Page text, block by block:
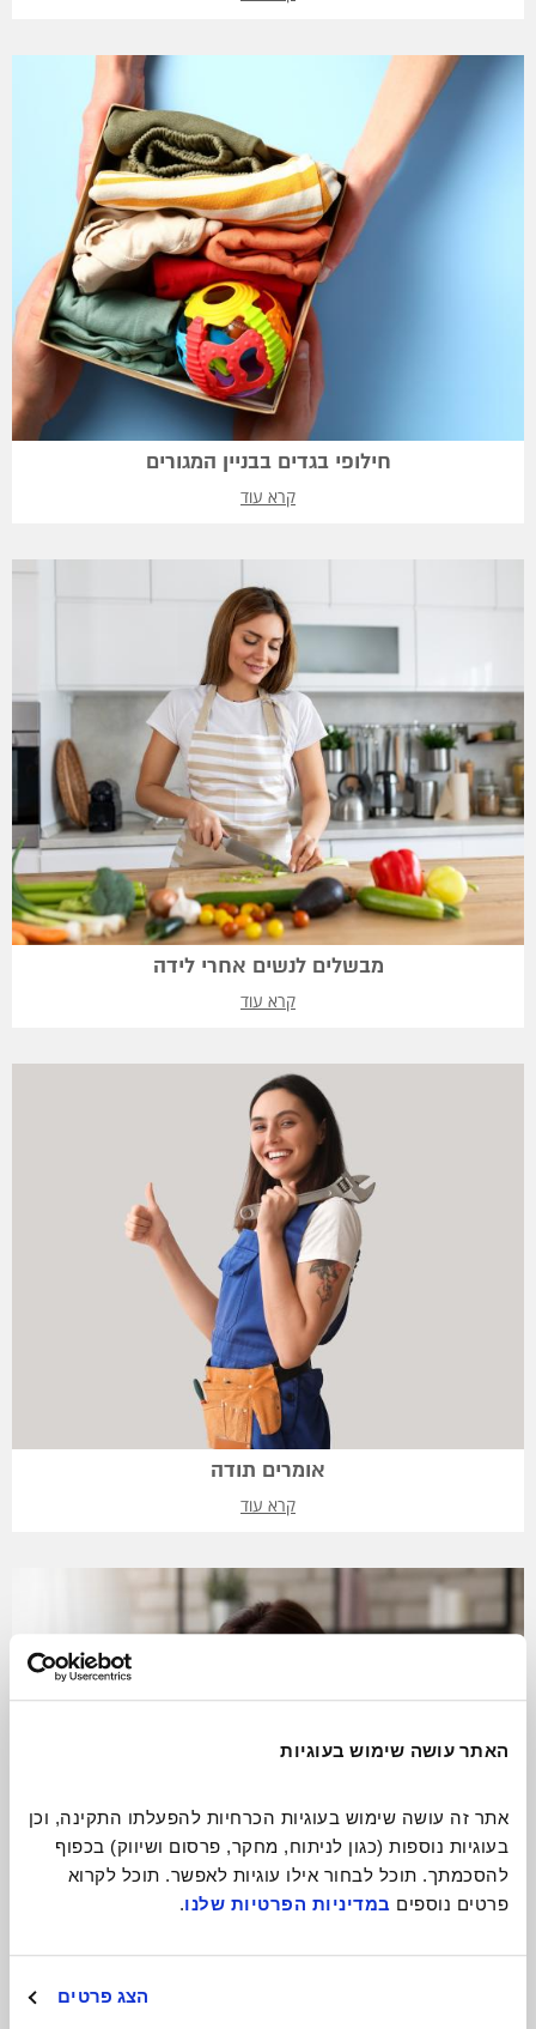
האתר עושה שימוש בעוגיות
פרטים נוספים במדיניות הפרטיות שלנו.
הצג פרטים
חילופי בגדים בבניין המגורים
קרא עוד
מבשלים לנשים אחרי לידה
קרא עוד
אומרים תודה
קרא עוד